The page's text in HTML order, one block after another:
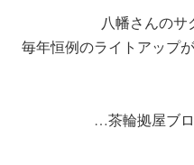
八幡さんのサ
毎年恒例のライトアップ
…茶輪拠屋ブ